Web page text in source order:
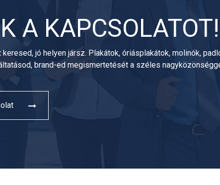
A KAPCSOLATOT!
jó helyen jársz. Plakátok, óriásplakátok, molinók,
brand-ed megismertetését a széles